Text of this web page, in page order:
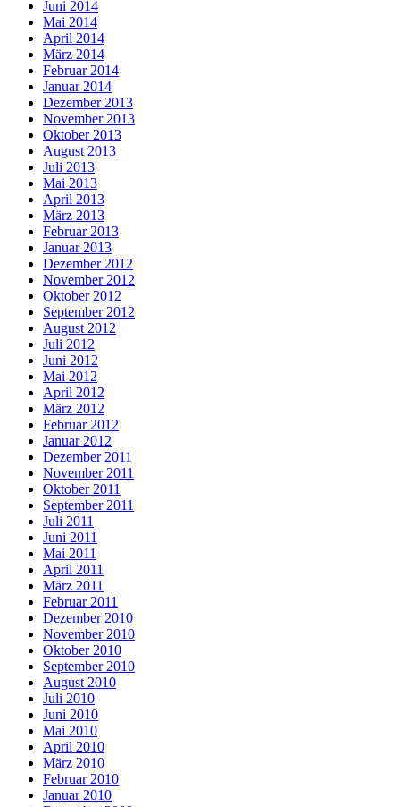
Juni 2014
Mai 2014
April 2014
März 2014
Februar 2014
Januar 2014
Dezember 2013
November 2013
Oktober 2013
August 2013
Juli 2013
Mai 2013
April 2013
März 2013
Februar 2013
Januar 2013
Dezember 2012
November 2012
Oktober 2012
September 2012
August 2012
Juli 2012
Juni 2012
Mai 2012
April 2012
März 2012
Februar 2012
Januar 2012
Dezember 2011
November 2011
Oktober 2011
September 2011
Juli 2011
Juni 2011
Mai 2011
April 2011
März 2011
Februar 2011
Dezember 2010
November 2010
Oktober 2010
September 2010
August 2010
Juli 2010
Juni 2010
Mai 2010
April 2010
März 2010
Februar 2010
Januar 2010